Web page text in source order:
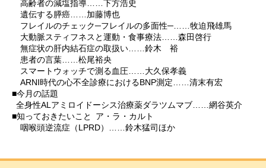
高齢者の減塩指導……下方浩史
遺伝する膵癌……加藤博也
フレイルのチェック─フレイルの多面性─……牧迫飛雄馬
大動脈スティフネスと運動・食事療法……森田啓行
無症状の肝内結石症の取扱い……鈴木 裕
患者の言葉……松尾裕央
スマートウォッチで測る血圧……大久保孝義
ARNI時代の心不全診療におけるBNP測定……清末有宏
■今月の話題
全身性ALアミロイドーシス治療薬ダラツムマブ……網谷英介
■知っておきたいこと ア・ラ・カルト
咽喉頭逆流症（LPRD）……鈴木猛司ほか